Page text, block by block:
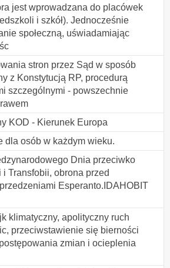
jest wprowadzana do placówek
i szkół). Jednocześnie
społeczną, uświadamiając
stron przez Sąd w sposób
z Konstytucją RP, procedurą
szczególnymi - powszechnie
KOD - Kierunek Europa
dla osób w każdym wieku.
Dnia przeciwko
Transfobii, obrona przed
Esperanto.IDAHOBIT
klimatyczny, apolityczny ruch
przeciwstawienie się bierności
zmian i ocieplenia